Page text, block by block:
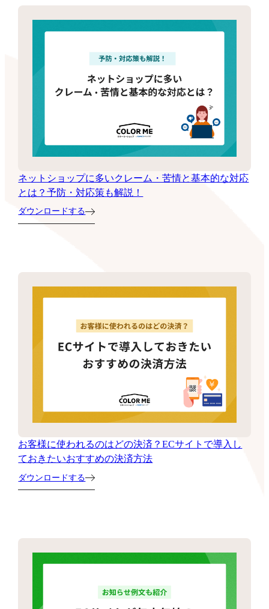
ネットショップに多いクレーム・苦情と基本的な対応
とは？予防・対応策も解説！
ダウンロードする
お客様に使われるのはどの決済？ECサイトで導入し
ておきたいおすすめの決済方法
ダウンロードする